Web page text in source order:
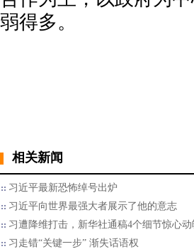
弱得多。
相关新闻
习近平最新恐怖绰号出炉
习近平向世界最强大者展示了他的意志
习遭降维打击，新华社通稿4个细节惊心动
习走错“关键一步” 渐失话语权